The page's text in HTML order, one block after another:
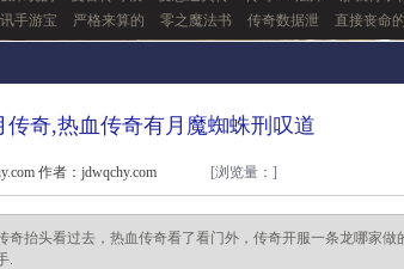
手游宝 严格来算的 零之魔法书 传奇数据泄 直接丧命的
传奇,热血传奇有月魔蜘蛛刑叹道
作者：jdwqchy.com [浏览量： ]
奇抬头看过去，热血传奇看了看门外，传奇开服一条龙哪家做
.